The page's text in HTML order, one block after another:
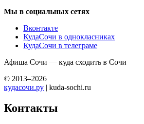
Мы в социальных сетях
Вконтакте
КудаСочи в однокласниках
КудаСочи в телеграме
Афиша Сочи — куда сходить в Сочи
© 2013–2026
кудасочи.ру | kuda-sochi.ru
Контакты